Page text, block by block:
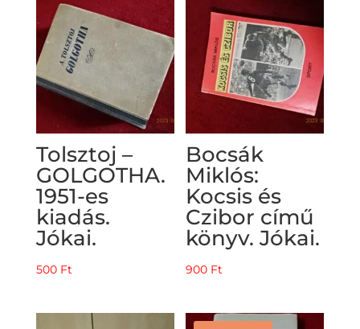
Tolsztoj –
GOLGOTHA.
1951-es
kiadás.
Jókai.
500 Ft
Bocsák
Miklós:
Kocsis és
Czibor című
könyv. Jókai.
900 Ft